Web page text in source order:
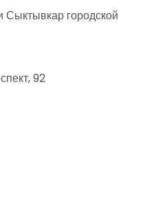
Сыктывкар городской
92